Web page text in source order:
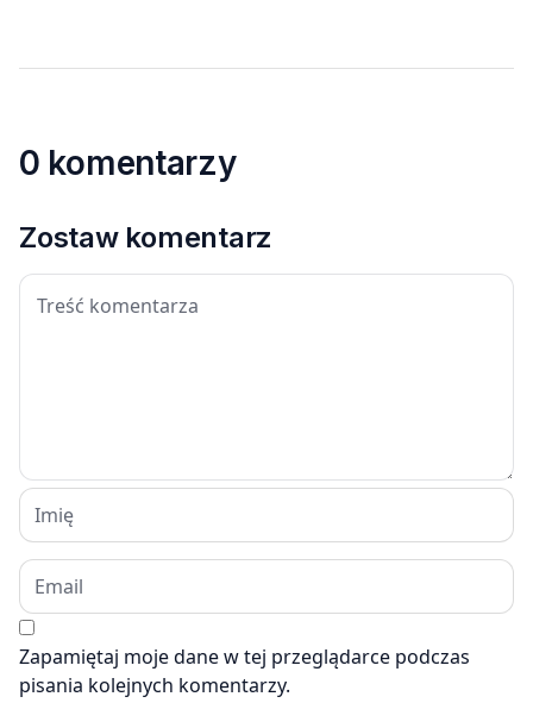
0 komentarzy
Zostaw komentarz
Zapamiętaj moje dane w tej przeglądarce podczas
pisania kolejnych komentarzy.